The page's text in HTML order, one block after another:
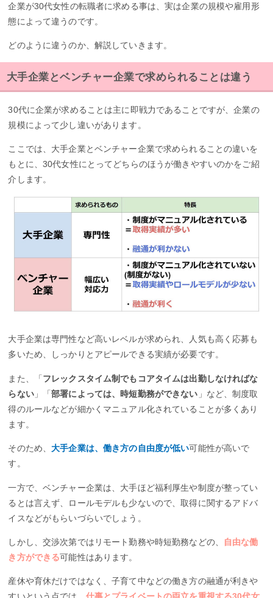
企業が30代女性の転職者に求める事は、実は企業の規模や雇用形
態によって違うのです。
どのように違うのか、解説していきます。
大手企業とベンチャー企業で求められることは違う
30代に企業が求めることは主に即戦力であることですが、企業の
規模によって少し違いがあります。
ここでは、大手企業とベンチャー企業で求められることの違いを
もとに、30代女性にとってどちらのほうが働きやすいのかをご紹
介します。
大手企業は専門性など高いレベルが求められ、人気も高く応募も
多いため、しっかりとアピールできる実績が必要です。
また、「 フレックスタイム制でもコアタイムは出勤しなければな
らない」「部署によっては、時短勤務ができない 」など、制度取
得のルールなどが細かくマニュアル化されていることが多くあり
ます。
そのため、大手企業は、働き方の自由度が低い可能性が高いで
す。
一方で、ベンチャー企業は、大手ほど福利厚生や制度が整ってい
るとは言えず、ロールモデルも少ないので、取得に関するアドバ
イスなどがもらいづらいでしょう。
しかし、交渉次第ではリモート勤務や時短勤務などの、
自由な働
き方ができる可能性はあります。
産休や育休だけではなく、子育て中などの働き方の融通が利きや